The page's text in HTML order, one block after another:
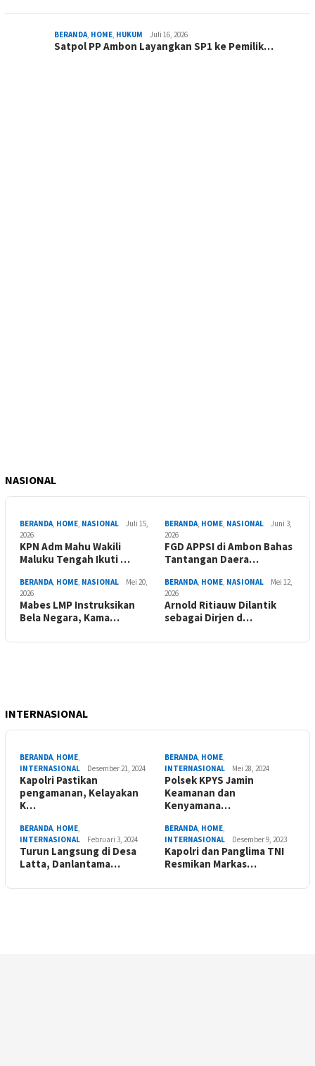
BERANDA, HOME, HUKUM Juli 16, 2026
Satpol PP Ambon Layangkan SP1 ke Pemilik…
NASIONAL
BERANDA, HOME, NASIONAL
Juli 15,
2026
KPN Adm Mahu Wakili
Maluku Tengah Ikuti …
BERANDA, HOME, NASIONAL
Juni 3,
2026
FGD APPSI di Ambon Bahas
Tantangan Daera…
BERANDA, HOME, NASIONAL
Mei 20,
2026
Mabes LMP Instruksikan
Bela Negara, Kama…
BERANDA, HOME, NASIONAL
Mei 12,
2026
Arnold Ritiauw Dilantik
sebagai Dirjen d…
INTERNASIONAL
BERANDA, HOME,
INTERNASIONAL
Desember 21, 2024
Kapolri Pastikan
pengamanan, Kelayakan
K…
BERANDA, HOME,
INTERNASIONAL
Mei 28, 2024
Polsek KPYS Jamin
Keamanan dan
Kenyamana…
BERANDA, HOME,
INTERNASIONAL
Februari 3, 2024
Turun Langsung di Desa
Latta, Danlantama…
BERANDA, HOME,
INTERNASIONAL
Desember 9, 2023
Kapolri dan Panglima TNI
Resmikan Markas…